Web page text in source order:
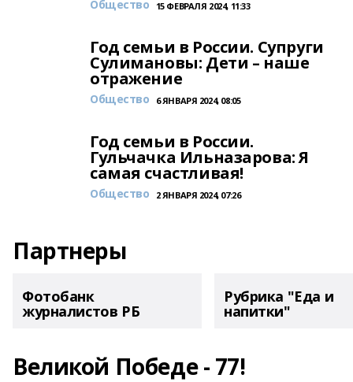
Общество 15 ФЕВРАЛЯ 2024, 11:33
Год семьи в России. Супруги
Сулимановы: Дети – наше
отражение
Общество 6 ЯНВАРЯ 2024, 08:05
Год семьи в России.
Гульчачка Ильназарова: Я
самая счастливая!
Общество 2 ЯНВАРЯ 2024, 07:26
Партнеры
Фотобанк
журналистов РБ
Рубрика "Еда и
напитки"
Великой Победе - 77!